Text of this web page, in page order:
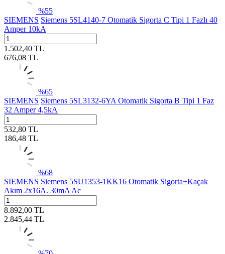
%55
SIEMENS Siemens 5SL4140-7 Otomatik Sigorta C Tipi 1 Fazlı 40
Amper 10kA
1.502,40 TL
676,08 TL
%65
SIEMENS Siemens 5SL3132-6YA Otomatik Sigorta B Tipi 1 Faz
32 Amper 4,5kA
532,80 TL
186,48 TL
%68
SIEMENS Siemens 5SU1353-1KK16 Otomatik Sigorta+Kaçak
Akım 2x16A. 30mA Ac
8.892,00 TL
2.845,44 TL